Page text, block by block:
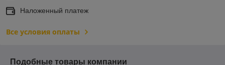
Наложенный платеж
Все условия оплаты
Подобные товары компании